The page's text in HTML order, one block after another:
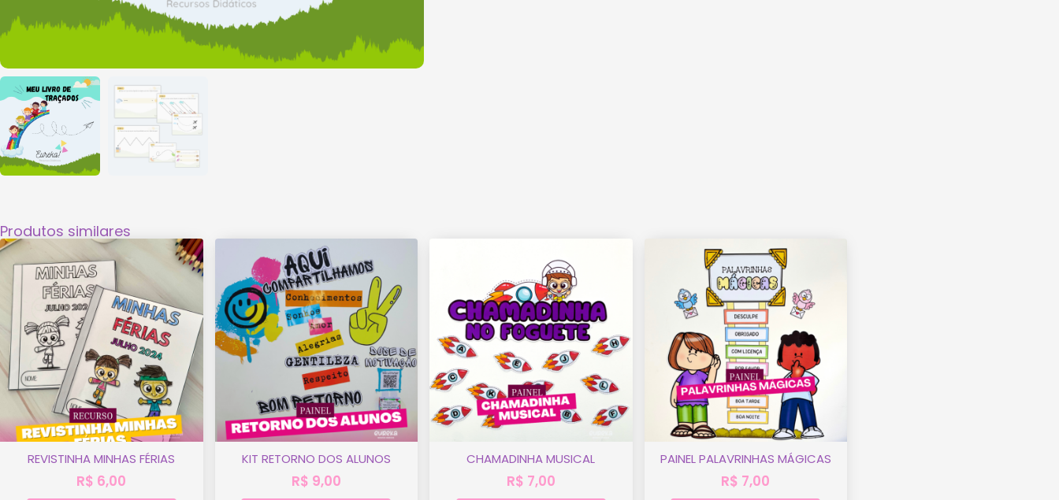
Produtos similares
REVISTINHA MINHAS FÉRIAS
R$ 6,00
KIT RETORNO DOS ALUNOS
R$ 9,00
CHAMADINHA MUSICAL
R$ 7,00
PAINEL PALAVRINHAS MÁGICAS
R$ 7,00